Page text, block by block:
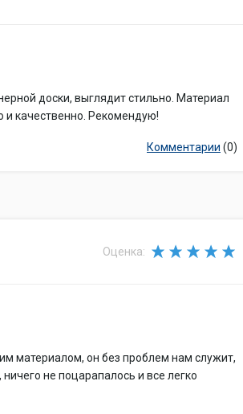
доски, выглядит стильно. Материал
и качественно. Рекомендую!
Комментарии (0)
Оценка:
материалом, он без проблем нам служит,
не поцарапалось и все легко